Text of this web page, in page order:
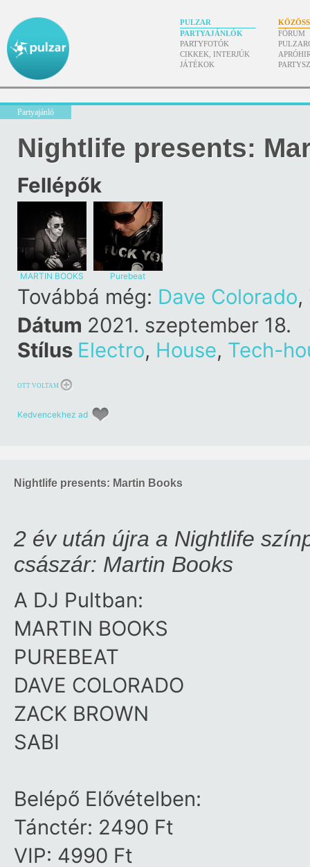
PULZAR
PARTYAJÁNLÓK
PARTYFOTÓK
CIKKEK, INTERJÚK
JÁTÉKOK
FÓRUM
Partyajánló
Nightlife presents:
Fellépők
MARTIN BOOKS Purebeat
Továbbá még: Dave Colorado,
Dátum 2021. szeptember 18.
Stílus Electro, House, Tech-
OTT VOLTAM
Kedvencekhez ad
Nightlife presents: Martin Books
2 év után újra a Nightlife
császár: Martin Books
A DJ Pultban:
MARTIN BOOKS
PUREBEAT
DAVE COLORADO
ZACK BROWN
SABI
Belépő Elővételben:
Tánctér: 2490 Ft
VIP: 4990 Ft